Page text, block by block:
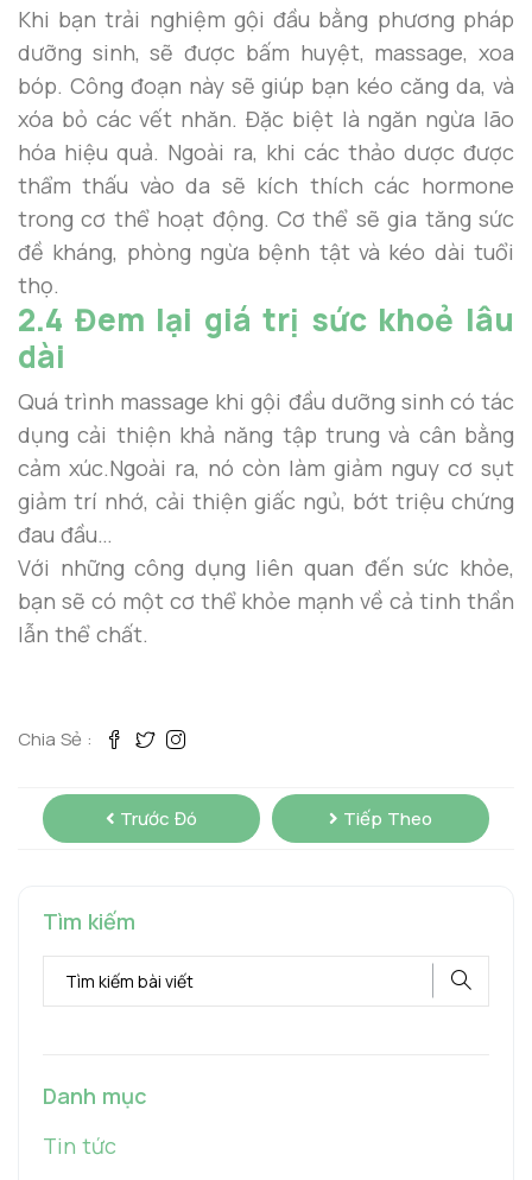
Khi bạn trải nghiệm gội đầu bằng phương pháp
dưỡng sinh, sẽ được bấm huyệt, massage, xoa
bóp. Công đoạn này sẽ giúp bạn kéo căng da, và
xóa bỏ các vết nhăn. Đặc biệt là ngăn ngừa lão
hóa hiệu quả. Ngoài ra, khi các thảo dược được
thẩm thấu vào da sẽ kích thích các hormone
trong cơ thể hoạt động. Cơ thể sẽ gia tăng sức
đề kháng, phòng ngừa bệnh tật và kéo dài tuổi
thọ.
2.4 Đem lại giá trị sức khoẻ lâu
dài
Quá trình massage khi gội đầu dưỡng sinh có tác
dụng cải thiện khả năng tập trung và cân bằng
cảm xúc.Ngoài ra, nó còn làm giảm nguy cơ sụt
giảm trí nhớ, cải thiện giấc ngủ, bớt triệu chứng
đau đầu…
Với những công dụng liên quan đến sức khỏe,
bạn sẽ có một cơ thể khỏe mạnh về cả tinh thần
lẫn thể chất.
Chia Sẻ :
Trước Đó Tiếp Theo
Tìm kiếm
Danh mục
Tin tức